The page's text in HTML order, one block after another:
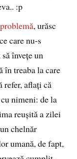
:p
problemă, urăsc
care nu-s
înveţe un
în treaba la care
refer, aflaţi că
nimeni: de la
reuşită a zilei
chelnăr
umană, de fapt,